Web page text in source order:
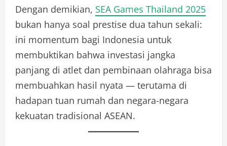
Dengan demikian, SEA Games Thailand 2025
bukan hanya soal prestise dua tahun sekali:
ini momentum bagi Indonesia untuk
membuktikan bahwa investasi jangka
panjang di atlet dan pembinaan olahraga bisa
membuahkan hasil nyata — terutama di
hadapan tuan rumah dan negara-negara
kekuatan tradisional ASEAN.